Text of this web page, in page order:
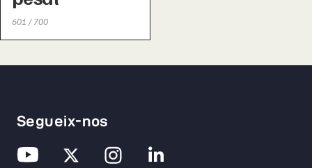
601 / 700
Segueix-nos